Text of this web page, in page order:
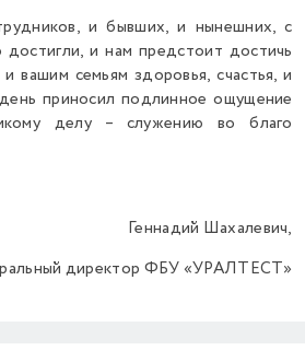
и бывших, и нынешних, с
и нам предстоит достичь
вашим семьям здоровья, счастья, и
приносил подлинное ощущение
делу – служению во благо
Геннадий Шахалевич,
директор ФБУ «УРАЛТЕСТ»